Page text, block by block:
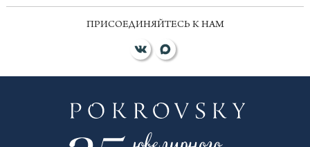
ПРИСОЕДИНЯЙТЕСЬ К НАМ